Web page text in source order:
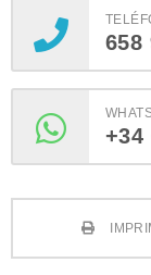
658
+34